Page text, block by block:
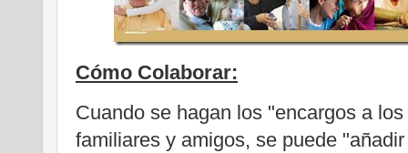
Cómo Colaborar:
Cuando se hagan los "encargos a
familiares y amigos, se puede